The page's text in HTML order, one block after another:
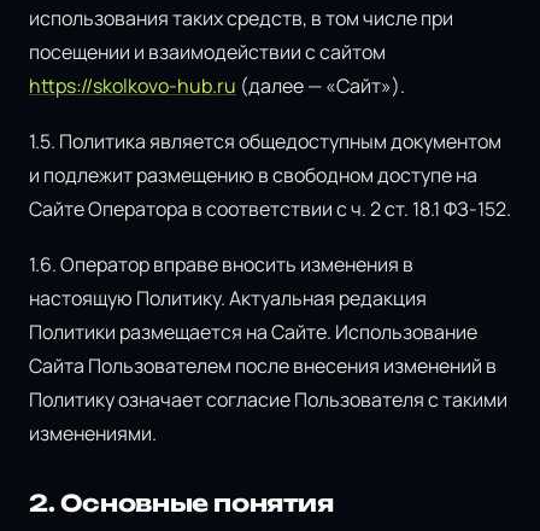
использования таких средств, в том числе при
посещении и взаимодействии с сайтом
https://skolkovo-hub.ru (далее — «Сайт»).
1.5. Политика является общедоступным документом
и подлежит размещению в свободном доступе на
Сайте Оператора в соответствии с ч. 2 ст. 18.1 ФЗ-152.
1.6. Оператор вправе вносить изменения в
настоящую Политику. Актуальная редакция
Политики размещается на Сайте. Использование
Сайта Пользователем после внесения изменений в
Политику означает согласие Пользователя с такими
изменениями.
2. Основные понятия